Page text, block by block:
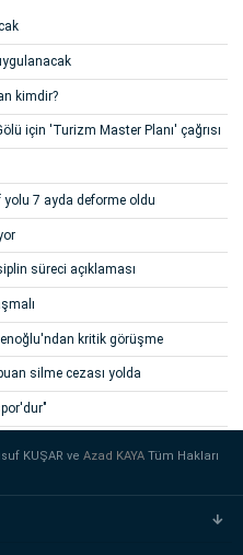
kimdir?
için 'Turizm Master Planı' çağrısı
7 ayda deforme oldu
süreci açıklaması
kritik görüşme
silme cezası yolda
KUŞAR veAzad KAYATüm Hakları